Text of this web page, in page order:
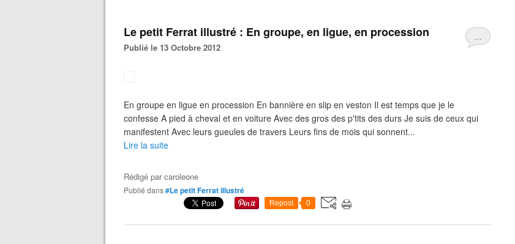
…
Le petit Ferrat illustré : En groupe, en ligue, en procession
Publié le 13 Octobre 2012
En groupe en ligue en procession En bannière en slip en veston Il est temps que je le
confesse A pied à cheval et en voiture Avec des gros des p'tits des durs Je suis de ceux qui
manifestent Avec leurs gueules de travers Leurs fins de mois qui sonnent...
Lire la suite
Rédigé parcaroleone
Publié dans#Le petit Ferrat illustré
Repost 0